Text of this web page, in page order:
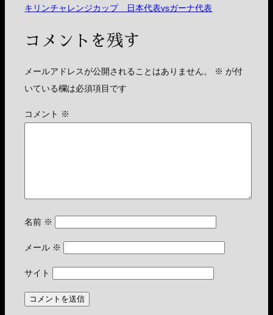
キリンチャレンジカップ 日本代表vsガーナ代表
コメントを残す
メールアドレスが公開されることはありません。 ※ が付
いている欄は必須項目です
コメント ※
名前 ※
メール ※
サイト